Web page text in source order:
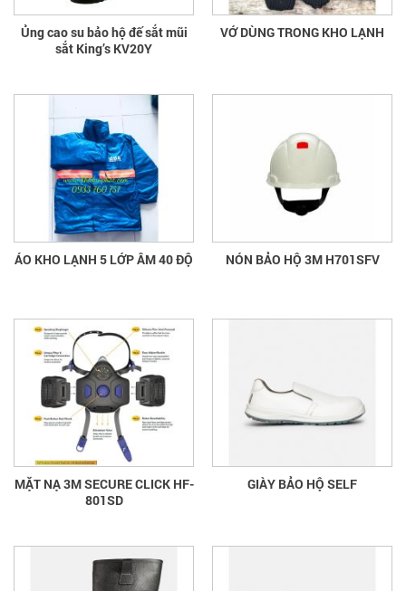
Ủng cao su bảo hộ đế sắt mũi
sắt King’s KV20Y
VỚ DÙNG TRONG KHO LẠNH
ÁO KHO LẠNH 5 LỚP ÂM 40 ĐỘ NÓN BẢO HỘ 3M H701SFV
MẶT NẠ 3M SECURE CLICK HF-
801SD
GIÀY BẢO HỘ SELF